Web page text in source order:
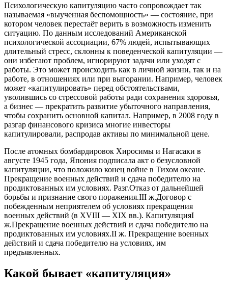
Психологическую капитуляцию часто сопровождает так
называемая «выученная беспомощность» — состояние, при
котором человек перестаёт верить в возможность изменить
ситуацию. По данным исследований Американской
психологической ассоциации, 67% людей, испытывающих
длительный стресс, склонны к поведенческой капитуляции —
они избегают проблем, игнорируют задачи или уходят с
работы. Это может происходить как в личной жизни, так и на
работе, в отношениях или при выгорании. Например, человек
может «капитулировать» перед обстоятельствами,
уволившись со стрессовой работы ради сохранения здоровья,
а бизнес — прекратить развитие убыточного направления,
чтобы сохранить основной капитал. Например, в 2008 году в
разгар финансового кризиса многие инвесторы
капитулировали, распродав активы по минимальной цене.
После атомных бомбардировок Хиросимы и Нагасаки в
августе 1945 года, Япония подписала акт о безусловной
капитуляции, что положило конец войне в Тихом океане.
Прекращение военных действий и сдача победителю на
продиктованных им условиях. Разг.Отказ от дальнейшей
борьбы и признание свого поражения.III ж.Договор с
побежденным неприятелем об условиях прекращения
военных действий (в XVIII — XIX вв.). КапитуляцияI
ж.Прекращение военных действий и сдача победителю на
продиктованных им условиях.II ж. Прекращение военных
действий и сдача победителю на условиях, им
предъявленных.
Какой бывает «капитуляция»